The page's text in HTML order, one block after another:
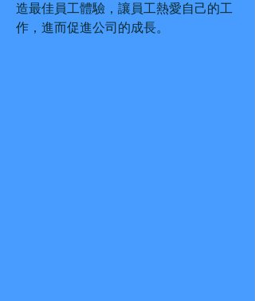
造最佳員工體驗，讓員工熱愛自己的工
作，進而促進公司的成長。